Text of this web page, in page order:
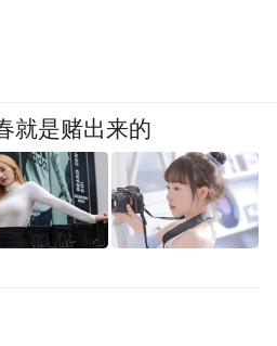
就是赌出来的